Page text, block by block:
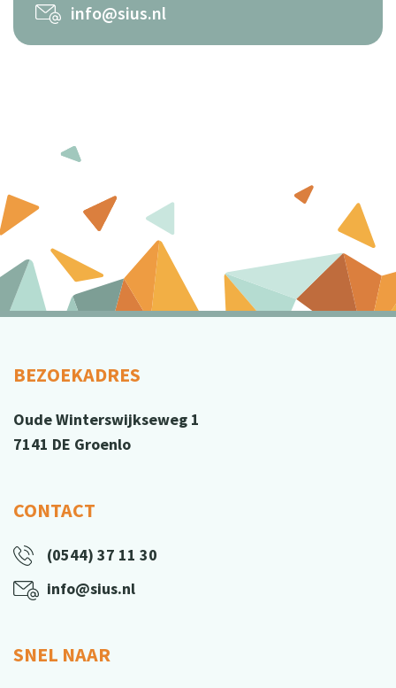
info@sius.nl
BEZOEKADRES
Oude Winterswijkseweg 1
7141 DE Groenlo
CONTACT
(0544) 37 11 30
info@sius.nl
SNEL NAAR